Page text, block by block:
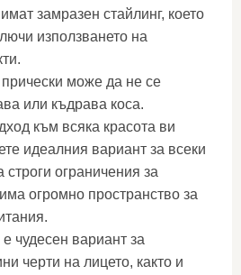
замразен стайлинг, което
използването на
може да не се
или къдрава коса.
към всяка красота ви
идеалния вариант за всеки
ограничения за
огромно пространство за
чудесен вариант за
черти на лицето, както и